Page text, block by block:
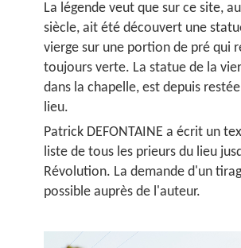
La légende veut que sur ce site,
siècle, ait été découvert une
vierge sur une portion de pré qui
toujours verte. La statue de la
dans la chapelle, est depuis
lieu.
Patrick DEFONTAINE a écrit un
liste de tous les prieurs du lieu
Révolution. La demande d'un
possible auprès de l'auteur.